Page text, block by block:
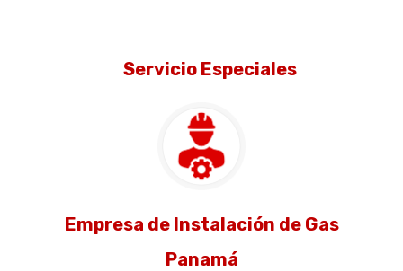
Servicio Especiales
Empresa de Instalación de Gas
Panamá